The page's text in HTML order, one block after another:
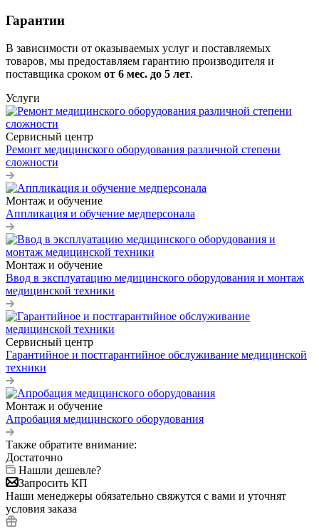
Гарантии
В зависимости от оказываемых услуг и поставляемых
товаров, мы предоставляем гарантию производителя и
поставщика сроком от 6 мес. до 5 лет.
Услуги
Сервисный центр
Ремонт медицинского оборудования различной степени
сложности
Монтаж и обучение
Аппликация и обучение медперсонала
Монтаж и обучение
Ввод в эксплуатацию медицинского оборудования и монтаж
медицинской техники
Сервисный центр
Гарантийное и постгарантийное обслуживание медицинской
техники
Монтаж и обучение
Апробация медицинского оборудования
Также обратите внимание:
Достаточно
Нашли дешевле?
Запросить КП
Наши менеджеры обязательно свяжутся с вами и уточнят
условия заказа